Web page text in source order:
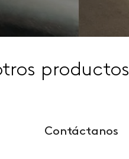
productos
Contáctanos